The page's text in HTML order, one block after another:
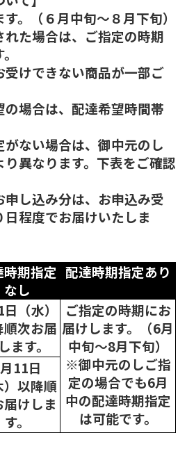
。（６月中旬～８月下旬）
た場合は、ご指定の時期
けできない商品が一部ご
場合は、配達希望時間帯
ない場合は、御中元のし
異なります。下表をご確認
申し込み分は、お申込み受
程度でお届けいたしま
時期指定
なし
配達時期指定あり
（水）
順次お届
ます。
ご指定の時期にお
届けします。（6月
中旬～8月下旬）
※御中元のしご指
定の場合でも6月
中の配達時期指定
は可能です。
11日
）以降順
届けしま
す。